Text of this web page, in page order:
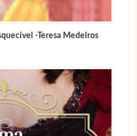
-Teresa Medeiros